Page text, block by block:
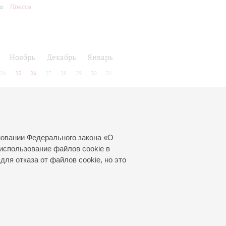
Пресса
Федерального закона «О
файлов cookie в
отказа от файлов cookie, но это
Ноябрь Декабрь Январь
24 25 26 27 28 29 30 31